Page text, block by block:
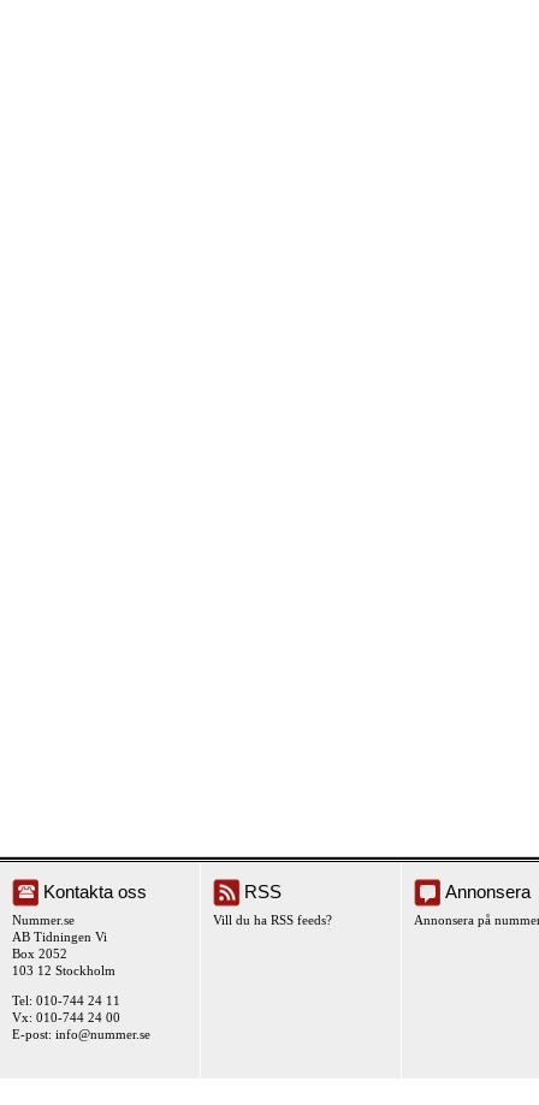
Kontakta oss
Nummer.se
AB Tidningen Vi
Box 2052
103 12 Stockholm
Tel: 010-744 24 11
Vx: 010-744 24 00
E-post: info@nummer.se
RSS
Vill du ha RSS feeds?
Annonsera
Annonsera på